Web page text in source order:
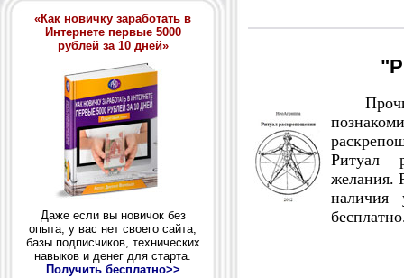
«Как новичку заработать в
Интернете первые 5000
рублей за 10 дней»
Даже если вы новичок без
опыта, у вас нет своего сайта,
базы подписчиков, технических
навыков и денег для старта.
Получить бесплатно>>
Ритуал
желания.
наличия